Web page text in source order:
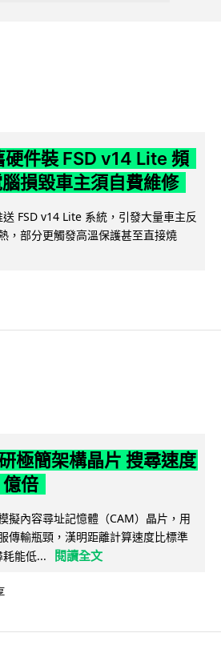
件裝 FSD v14 Lite 頻
損毀車主須自費維修
FSD v14 Lite 系統，引發大量車主反
，部分更觸發高溫保護甚至直接燒
極簡架構晶片 搜尋速度
倍
擬內容尋址記憶體（CAM）晶片，用
傳輸瓶頸，漢明距離計算速度比標準
能低...
閱讀全文